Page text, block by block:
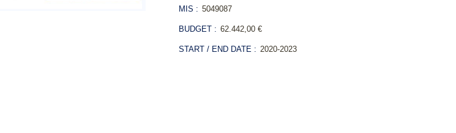
MIS : 5049087
BUDGET : 62.442,00 €
START / END DATE : 2020-2023